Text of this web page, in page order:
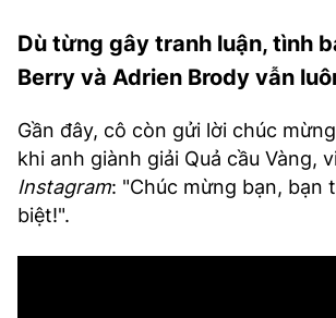
Dù từng gây tranh luận, tình
Berry và Adrien Brody vẫn
Gần đây, cô còn gửi lời chúc
khi anh giành giải Quả cầu Vàng,
Instagram: "Chúc mừng bạn, bạn
biệt!".